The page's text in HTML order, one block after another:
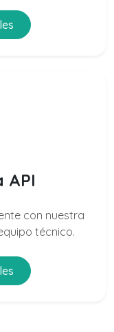
API
con nuestra
técnico.